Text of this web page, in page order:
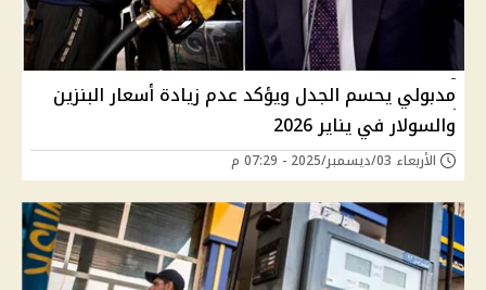
مدبولي يحسم الجدل ويؤكد عدم زيادة أسعار البنزين
والسولار في يناير 2026
الأربعاء 03/ديسمبر/2025 - 07:29 م